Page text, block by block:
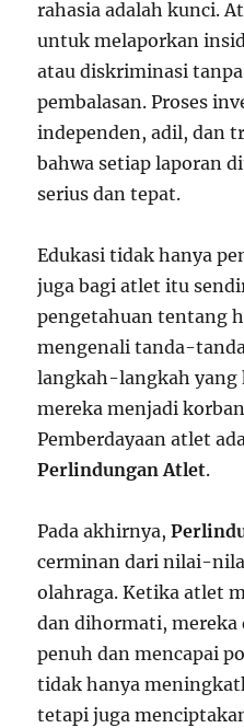
rahasia adalah kunci.
untuk melaporkan
atau diskriminasi
pembalasan. Proses
independen, adil, dan
bahwa setiap laporan
serius dan tepat.
Edukasi tidak hanya
juga bagi atlet itu
pengetahuan tentang
mengenali tanda-
langkah-langkah yang
mereka menjadi
Pemberdayaan atlet
Perlindungan Atlet.
Pada akhirnya,
cerminan dari nilai-
olahraga. Ketika atlet
dan dihormati, mereka
penuh dan mencapai
tidak hanya
tetapi juga